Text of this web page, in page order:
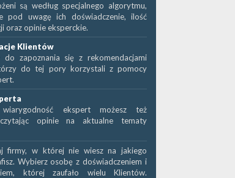
są według specjalnego algorytmu,
pod uwagę ich doświadczenie, ilość
oraz opinie eksperckie.
Klientów
do zapoznania się z rekomendacjami
do tej pory korzystali z pomocy
ekspert możesz też
opinie na aktualne tematy
firmy, w której nie wiesz na jakiego
Wybierz osobę z doświadczeniem i
której zaufało wielu Klientów.